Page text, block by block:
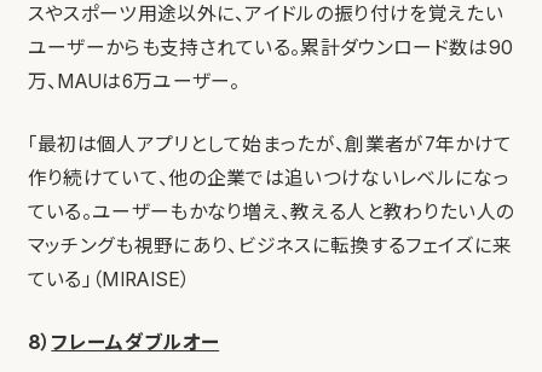
スやスポーツ用途以外に、アイドルの振り付けを覚えたい
ユーザーからも支持されている。累計ダウンロード数は90
万、MAUは6万ユーザー。
「最初は個人アプリとして始まったが、創業者が7年かけて
作り続けていて、他の企業では追いつけないレベルになっ
ている。ユーザーもかなり増え、教える人と教わりたい人の
マッチングも視野にあり、ビジネスに転換するフェイズに来
ている」（MIRAISE）
8） フレームダブルオー